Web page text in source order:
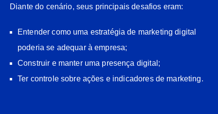
Diante do cenário, seus principais desafios eram:
Entender como uma estratégia de marketing digital
poderia se adequar à empresa;
Construir e manter uma presença digital;
Ter controle sobre ações e indicadores de marketing.